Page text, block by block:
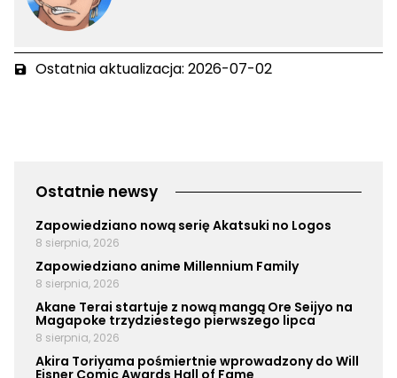
Ostatnia aktualizacja: 2026-07-02
Ostatnie newsy
Zapowiedziano nową serię Akatsuki no Logos
8 sierpnia, 2026
Zapowiedziano anime Millennium Family
8 sierpnia, 2026
Akane Terai startuje z nową mangą Ore Seijyo na
Magapoke trzydziestego pierwszego lipca
8 sierpnia, 2026
Akira Toriyama pośmiertnie wprowadzony do Will